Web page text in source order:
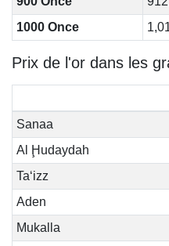
1000 Once
Prix de l'or dans les
Sanaa
Al Ḩudaydah
Ta‘izz
Aden
Mukalla